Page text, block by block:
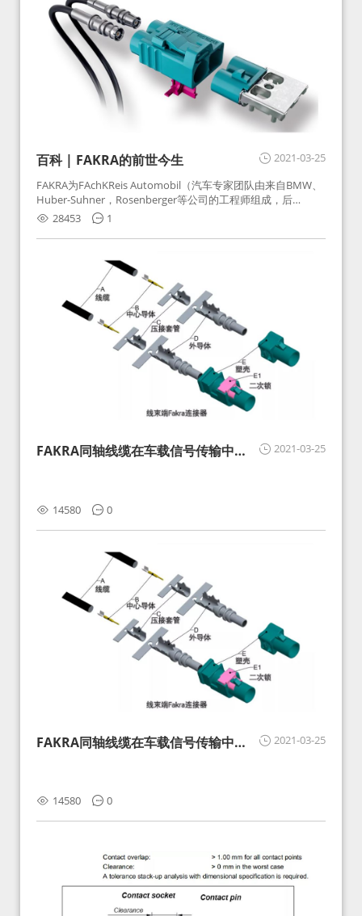
2021-03-25
百科 | FAKRA的前世今生
FAKRA为FAchKReis Automobil（汽车专家团队由来自BMW、
Huber-Suhner，Rosenberger等公司的工程师组成，后
Huber-Suhner相关连接器业务及技术在2010年并入
Rosenberger）缩写。起初为BMW需求用于车载收音机天线连
接，如今FAKRA已成为汽车行业通用标准的射频连接器，被业
28453 1
2021-03-25
FAKRA同轴线缆在车载信号传输中的
14580 0
2021-03-25
FAKRA同轴线缆在车载信号传输中的
14580 0